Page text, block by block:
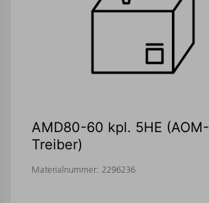
AMD80-60 kpl. 5HE (AOM-
Treiber)
Materialnummer: 2296236